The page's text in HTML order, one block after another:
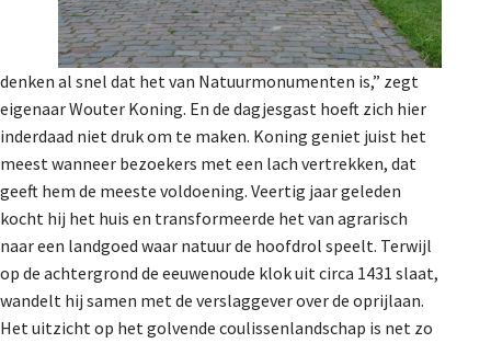
denken al snel dat het van Natuurmonumenten is,” zegt
eigenaar Wouter Koning. En de dagjesgast hoeft zich hier
inderdaad niet druk om te maken. Koning geniet juist het
meest wanneer bezoekers met een lach vertrekken, dat
geeft hem de meeste voldoening. Veertig jaar geleden
kocht hij het huis en transformeerde het van agrarisch
naar een landgoed waar natuur de hoofdrol speelt. Terwijl
op de achtergrond de eeuwenoude klok uit circa 1431 slaat,
wandelt hij samen met de verslaggever over de oprijlaan.
Het uitzicht op het golvende coulissenlandschap is net zo